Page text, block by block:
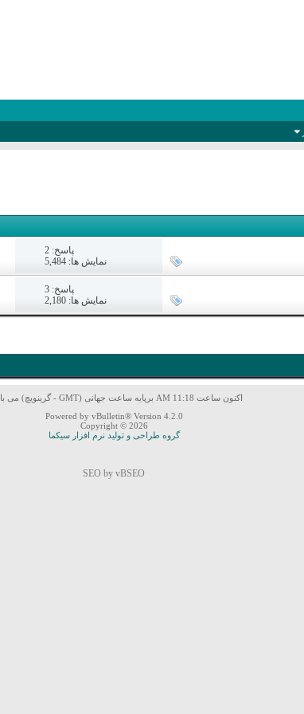
پاسخ:2
نمایش ها: 5,484
پاسخ:3
نمایش ها: 2,180
اکنون ساعت 11:18 AM برپایه ساعت جهانی (GMT - گرینویچ) می باشد.
Powered by vBulletin® Version 4.2.0
Copyright © 2026
گروه طراحی و تولید نرم افزار سیکما
SEO by vBSEO